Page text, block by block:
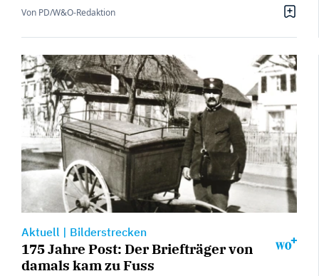
Von PD/W&O-Redaktion
Aktuell | Bilderstrecken
175 Jahre Post: Der Briefträger von
damals kam zu Fuss